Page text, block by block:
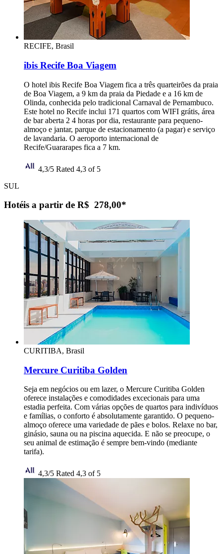
RECIFE, Brasil
ibis Recife Boa Viagem
O hotel ibis Recife Boa Viagem fica a três quarteirões da praia
de Boa Viagem, a 9 km da praia da Piedade e a 16 km de
Olinda, conhecida pelo tradicional Carnaval de Pernambuco.
Este hotel no Recife inclui 171 quartos com WIFI grátis, área
de bar aberta 2 4 horas por dia, restaurante para pequeno-
almoço e jantar, parque de estacionamento (a pagar) e serviço
de lavandaria. O aeroporto internacional de
Recife/Guararapes fica a 7 km.
4,3/5 Rated 4,3 of 5
SUL
Hotéis a partir de R$ 278,00*
CURITIBA, Brasil
Mercure Curitiba Golden
Seja em negócios ou em lazer, o Mercure Curitiba Golden
oferece instalações e comodidades excecionais para uma
estadia perfeita. Com várias opções de quartos para indivíduos
e famílias, o conforto é absolutamente garantido. O pequeno-
almoço oferece uma variedade de pães e bolos. Relaxe no bar,
ginásio, sauna ou na piscina aquecida. E não se preocupe, o
seu animal de estimação é sempre bem-vindo (mediante
tarifa).
4,3/5 Rated 4,3 of 5